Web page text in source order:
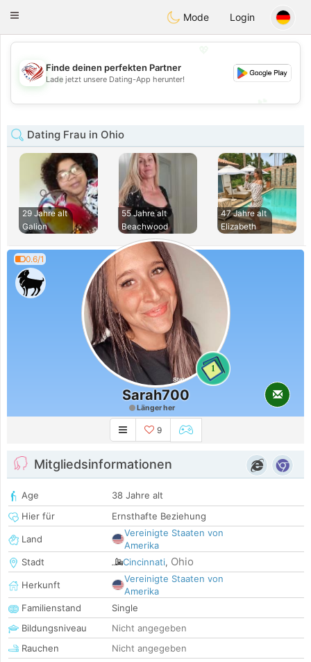
Dating
Toggle
Mode Login
💖
💕
Finde deinen perfekten Partner
Lade jetzt unsere Dating-App herunter!
Dating Frau in Ohio
29 Jahre alt
Galion
55 Jahre alt
Beachwood
47 Jahre alt
Elizabeth
0.6/1
1
Sarah700
Länger her
9
Mitgliedsinformationen
Age
38 Jahre alt
Hier für
Ernsthafte Beziehung
Land
Vereinigte Staaten von
Amerika
Stadt
Cincinnati, Ohio
Herkunft
Vereinigte Staaten von
Amerika
Familienstand
Single
Bildungsniveau
Nicht angegeben
Rauchen
Nicht angegeben